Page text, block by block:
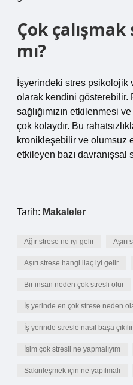
Çok
mı?
İşyerindeki stres psikolojik
olarak kendini gösterebilir.
sağlığımızın etkilenmesi
çok kolaydır. Bu
kronikleşebilir ve olumsuz
etkileyen bazı
Tarih: Makaleler
Ağır strese ne iyi gelir
Aşırı strese hangi ilaç iyi gelir
Bir insan neden çok stresli olur
İş yerinde en çok strese neden
İş yerinde stresle nasıl başa çıkılır
İşim çok stresli ne yapmalıyım
Sakinleşmek için ne yapılmalı